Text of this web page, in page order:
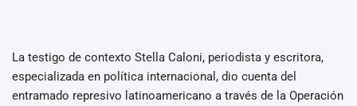
La testigo de contexto Stella Caloni, periodista y escritora,
especializada en política internacional, dio cuenta del
entramado represivo latinoamericano a través de la Operación